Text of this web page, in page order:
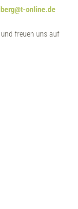
online.de
freuen uns auf